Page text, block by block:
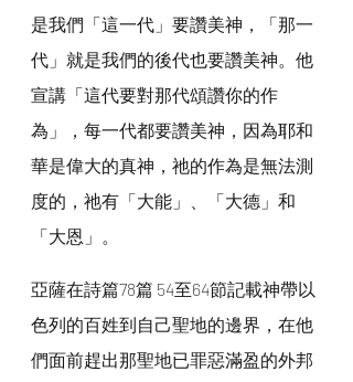
是我們「這一代」要讚美神，「那一
代」就是我們的後代也要讚美神。他
宣講「這代要對那代頌讚你的作
為」，每一代都要讚美神，因為耶和
華是偉大的真神，祂的作為是無法測
度的，祂有「大能」、「大德」和
「大恩」。
亞薩在詩篇78篇 54至64節記載神帶以
色列的百姓到自己聖地的邊界，在他
們面前趕出那聖地已罪惡滿盈的外邦